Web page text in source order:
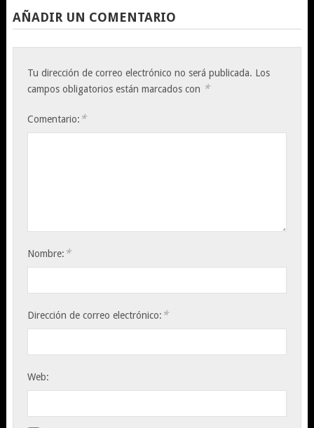
AÑADIR UN COMENTARIO
Tu dirección de correo electrónico no será publicada. Los
campos obligatorios están marcados con *
Comentario: *
Nombre: *
Dirección de correo electrónico: *
Web: